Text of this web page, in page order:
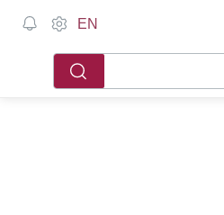
EN